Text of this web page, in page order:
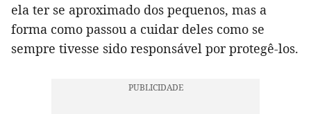
ela ter se aproximado dos pequenos, mas a
forma como passou a cuidar deles como se
sempre tivesse sido responsável por protegê-los.